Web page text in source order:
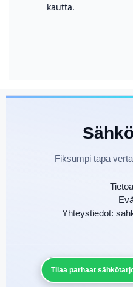
kautta.
Fiksumpi tapa
Yhteystiedot:
©Sähkösnap.fi —
Tilaa parhaat